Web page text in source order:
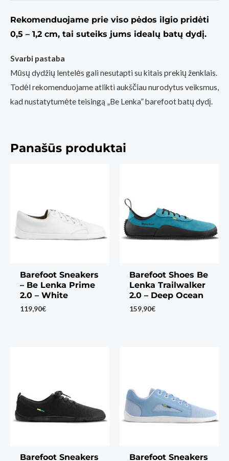
Rekomenduojame prie viso pėdos ilgio pridėti
0,5 – 1,2 cm, tai suteiks jums idealų batų dydį.
Svarbi pastaba
Mūsų dydžių lentelės gali nesutapti su kitais prekių ženklais.
Todėl rekomenduojame atlikti aukščiau nurodytus veiksmus,
kad nustatytumėte teisingą „Be Lenka” barefoot batų dydį.
Panašūs produktai
Barefoot Sneakers
– Be Lenka Prime
2.0 – White
119,90€
Barefoot Shoes Be
Lenka Trailwalker
2.0 – Deep Ocean
159,90€
Barefoot Sneakers
Barefoot Sneakers